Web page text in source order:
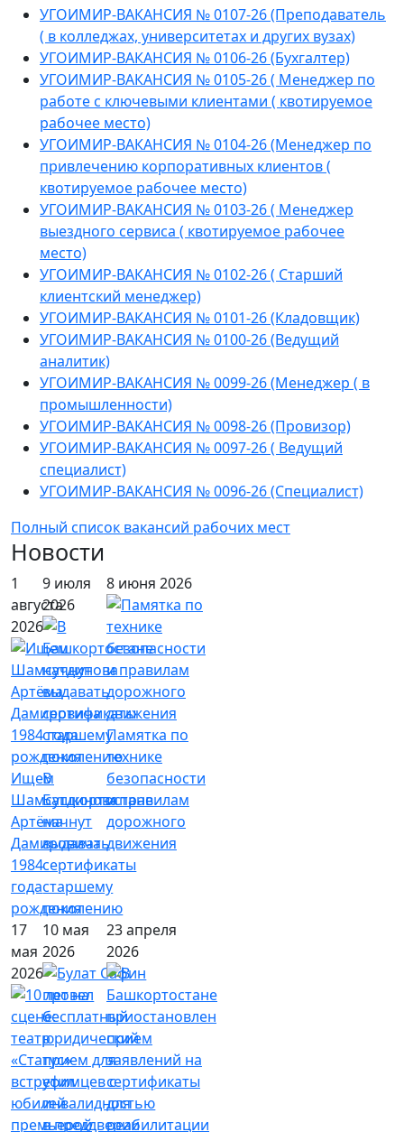
УГОИМИР-ВАКАНСИЯ № 0107-26 (Преподаватель
( в колледжах, университетах и других вузах)
УГОИМИР-ВАКАНСИЯ № 0106-26 (Бухгалтер)
УГОИМИР-ВАКАНСИЯ № 0105-26 ( Менеджер по
работе с ключевыми клиентами ( квотируемое
рабочее место)
УГОИМИР-ВАКАНСИЯ № 0104-26 (Менеджер по
привлечению корпоративных клиентов (
квотируемое рабочее место)
УГОИМИР-ВАКАНСИЯ № 0103-26 ( Менеджер
выездного сервиса ( квотируемое рабочее
место)
УГОИМИР-ВАКАНСИЯ № 0102-26 ( Старший
клиентский менеджер)
УГОИМИР-ВАКАНСИЯ № 0101-26 (Кладовщик)
УГОИМИР-ВАКАНСИЯ № 0100-26 (Ведущий
аналитик)
УГОИМИР-ВАКАНСИЯ № 0099-26 (Менеджер ( в
промышленности)
УГОИМИР-ВАКАНСИЯ № 0098-26 (Провизор)
УГОИМИР-ВАКАНСИЯ № 0097-26 ( Ведущий
специалист)
УГОИМИР-ВАКАНСИЯ № 0096-26 (Специалист)
Полный список вакансий рабочих мест
Новости
1
августа
2026
Ищем
Шамсутдинова
Артёма
Дамировича
1984
года
рождения
9 июля
2026
В
Башкортостане
начнут
выдавать
сертификаты
старшему
поколению
8 июня 2026
Памятка по
технике
безопасности
и правилам
дорожного
движения
17
мая
2026
10 мая
2026
23 апреля
2026